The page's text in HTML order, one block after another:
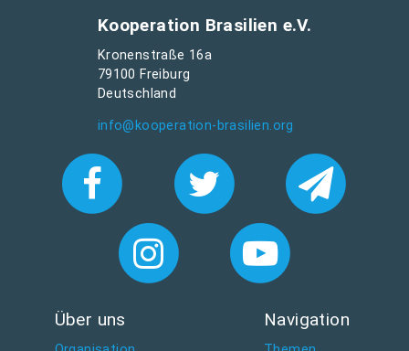
Kooperation Brasilien e.V.
Kronenstraße 16a
79100 Freiburg
Deutschland
info@kooperation-brasilien.org
Über uns Navigation